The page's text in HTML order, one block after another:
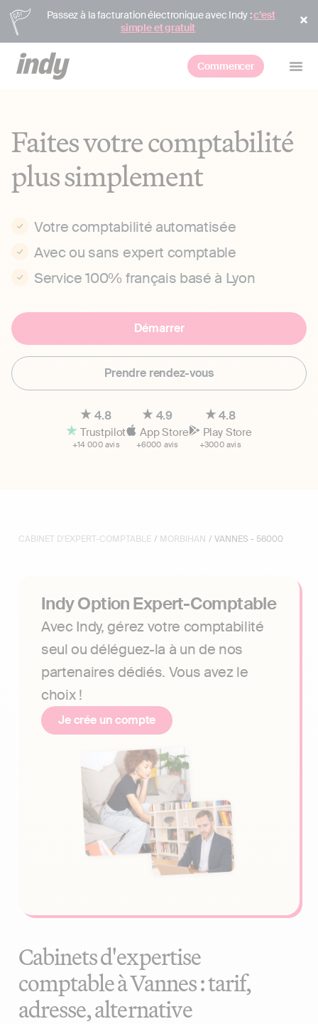
Passez à la facturation électronique avec Indy :c’est
simple et gratuit
Commencer
Faites votre comptabilité
plus simplement
Votre comptabilité automatisée
Avec ou sans expert comptable
Service 100% français basé à Lyon
Démarrer
Prendre rendez-vous
4.8
Trustpilot
+14 000 avis
4.9
App Store
+6000 avis
4.8
Play Store
+3000 avis
CABINET D'EXPERT-COMPTABLE / MORBIHAN / VANNES - 56000
Indy Option Expert-Comptable
Avec Indy, gérez votre comptabilité
seul ou déléguez-la à un de nos
partenaires dédiés. Vous avez le
choix !
Je crée un compte
Cabinets d'expertise
comptable à Vannes : tarif,
adresse, alternative